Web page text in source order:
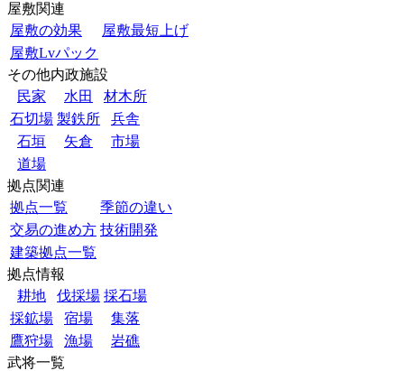
屋敷関連
屋敷の効果
屋敷最短上げ
屋敷Lvパック
その他内政施設
民家
水田
材木所
石切場 製鉄所
兵舎
石垣
矢倉
市場
道場
拠点関連
拠点一覧
季節の違い
交易の進め方 技術開発
建築拠点一覧
拠点情報
耕地
伐採場 採石場
採鉱場
宿場
集落
鷹狩場
漁場
岩礁
武将一覧